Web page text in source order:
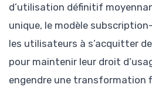
d’utilisation définitif
unique, le modèle
les utilisateurs à s’acquitter
pour maintenir leur droit
engendre une transformation